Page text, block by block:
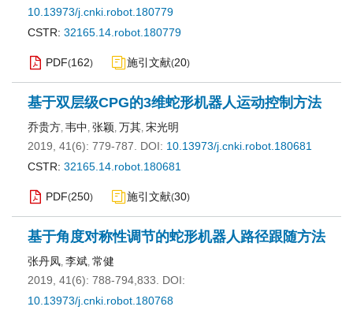
10.13973/j.cnki.robot.180779
CSTR: 32165.14.robot.180779
PDF(162) 施引文献(20)
基于双层级CPG的3维蛇形机器人运动控制方法
乔贵方, 韦中, 张颖, 万其, 宋光明
2019, 41(6): 779-787.
DOI: 10.13973/j.cnki.robot.180681
CSTR: 32165.14.robot.180681
PDF(250) 施引文献(30)
基于角度对称性调节的蛇形机器人路径跟随方法
张丹凤, 李斌, 常健
2019, 41(6): 788-794,833.
DOI:
10.13973/j.cnki.robot.180768